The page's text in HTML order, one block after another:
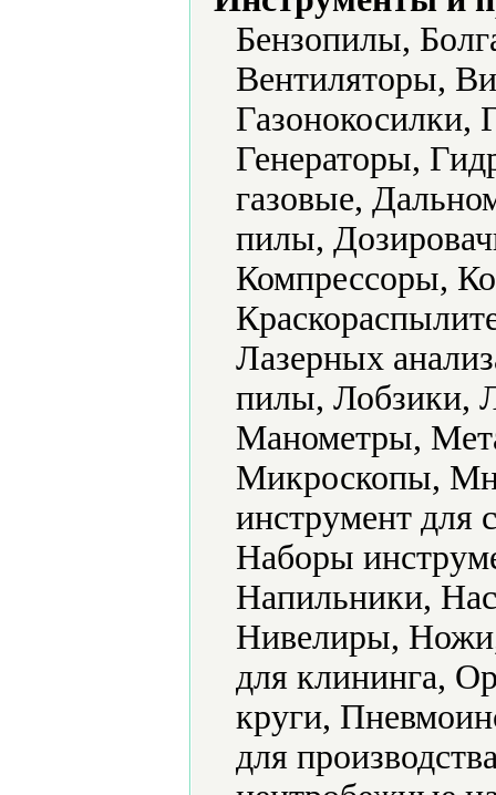
Бензопилы,
Вентиляторы,
Газонокосилки,
Генераторы,
газовые,
пилы,
Компрессоры,
Лазерных
пилы, Лобзики,
Манометры,
Микроскопы,
инструмент
Наборы
Напильники,
Нивелиры,
для клининга,
круги,
для